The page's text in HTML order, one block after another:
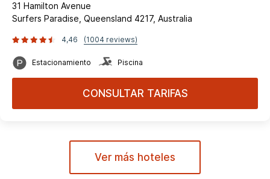
31 Hamilton Avenue
Surfers Paradise, Queensland 4217, Australia
4,46 (1004 reviews)
Estacionamiento Piscina
CONSULTAR TARIFAS
Ver más hoteles